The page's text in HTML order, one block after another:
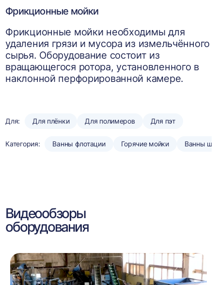
Фрикционные мойки
Фрикционные мойки необходимы для
удаления грязи и мусора из измельчённого
сырья. Оборудование состоит из
вращающегося ротора, установленного в
наклонной перфорированной камере.
Для: Для плёнки Для полимеров Для пэт
Категория: Ванны флотации Горячие мойки Ванны
Видеообзоры
оборудования